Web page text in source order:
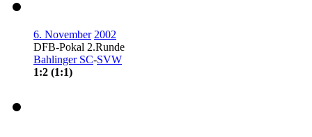
6. November 2002
DFB-Pokal 2.Runde
Bahlinger SC-SVW
1:2 (1:1)